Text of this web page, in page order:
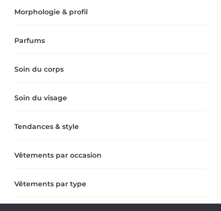
Morphologie & profil
Parfums
Soin du corps
Soin du visage
Tendances & style
Vêtements par occasion
Vêtements par type